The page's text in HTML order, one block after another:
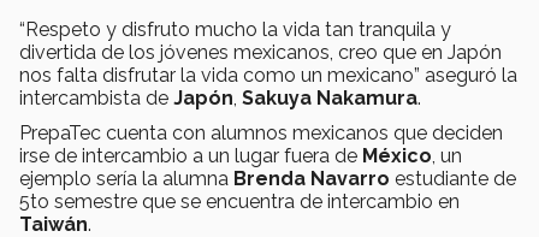
“Respeto y disfruto mucho la vida tan tranquila y
divertida de los jóvenes mexicanos, creo que en Japón
nos falta disfrutar la vida como un mexicano” aseguró la
intercambista de Japón Sakuya Nakamura.
PrepaTec cuenta con alumnos mexicanos que deciden
irse de intercambio a un lugar fuera de México , un
ejemplo sería la alumna Brenda Navarro estudiante de
5to semestre que se encuentra de intercambio en
Taiwán.